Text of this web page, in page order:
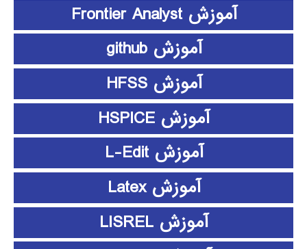
آموزش Frontier Analyst
آموزش github
آموزش HFSS
آموزش HSPICE
آموزش L-Edit
آموزش Latex
آموزش LISREL